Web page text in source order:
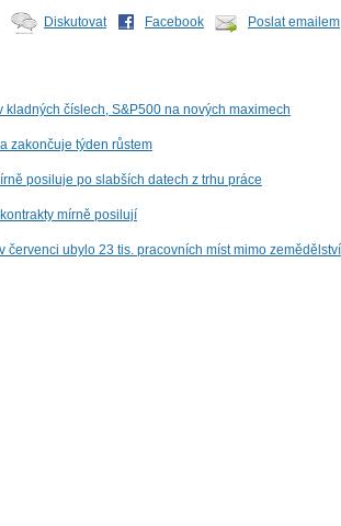
Diskutovat Facebook Poslat emailem
kladných číslech, S&P500 na nových maximech
zakončuje týden růstem
posiluje po slabších datech z trhu práce
mírně posilují
červenci ubylo 23 tis. pracovních míst mimo zemědělství